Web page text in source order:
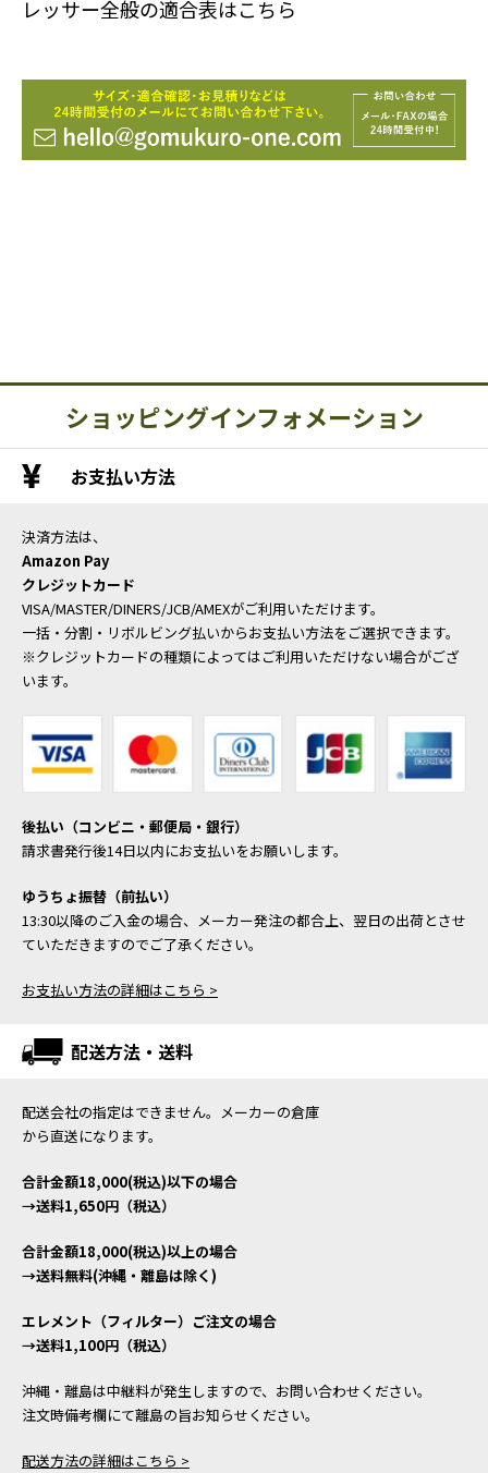
レッサー全般の適合表はこちら
ショッピングインフォメーション
お支払い方法
決済方法は、
Amazon Pay
クレジットカード
VISA/MASTER/DINERS/JCB/AMEXがご利用いただけます。
一括・分割・リボルビング払いからお支払い方法をご選択できます。
※クレジットカードの種類によってはご利用いただけない場合がござ
います。
後払い（コンビニ・郵便局・銀行）
請求書発行後14日以内にお支払いをお願いします。
ゆうちょ振替（前払い）
13:30以降のご入金の場合、メーカー発注の都合上、翌日の出荷とさせ
ていただきますのでご了承ください。
お支払い方法の詳細はこちら >
配送方法・送料
配送会社の指定はできません。メーカーの倉庫
から直送になります。
合計金額18,000(税込)以下の場合
→送料1,650円（税込）
合計金額18,000(税込)以上の場合
→送料無料(沖縄・離島は除く)
エレメント（フィルター）ご注文の場合
→送料1,100円（税込）
沖縄・離島は中継料が発生しますので、お問い合わせください。
注文時備考欄にて離島の旨お知らせください。
配送方法の詳細はこちら >